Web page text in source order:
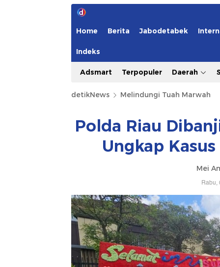
Home Berita Jabodetabek
Indeks
Adsmart Terpopuler Daerah
detikNews Melindungi Tuah Marwah
Polda Riau
Ungkap
Mei
Rabu,